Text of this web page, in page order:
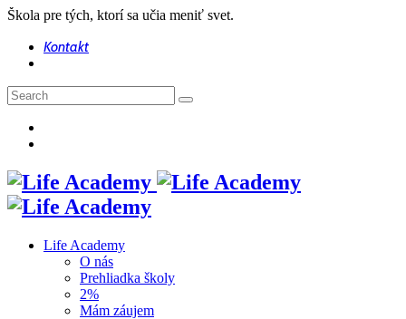
Škola pre tých, ktorí sa učia meniť svet.
Kontakt
Life Academy
O nás
Prehliadka školy
2%
Mám záujem